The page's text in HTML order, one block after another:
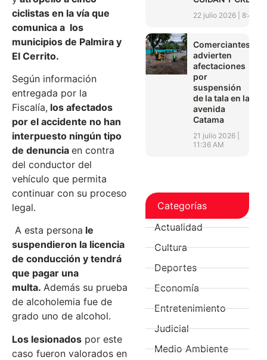
ciclistas en la vía que
comunica a los
municipios de Palmira y
El Cerrito.
Según información
entregada por la
Fiscalía, los afectados
por el accidente no han
interpuesto ningún tipo
de denuncia en contra
del conductor del
vehículo que permita
continuar con su proceso
legal.
A esta persona le
suspendieron la licencia
de conducción y tendrá
que pagar una
multa. Además su prueba
de alcoholemia fue de
grado uno de alcohol.
Los lesionados por este
caso fueron valorados en
22 julio 2026 8:45
Comerciantes
advierten
afectaciones
por
suspensión
de la tala en la
avenida
Catama
21 julio 2026
11:36 AM
Categorías
Actualidad
Cultura
Deportes
Economía
Entretenimiento
Judicial
Medio Ambiente